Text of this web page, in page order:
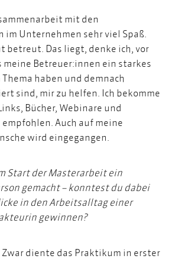
mit den
Unternehmen sehr viel Spaß.
betreut. Das liegt, denke ich, vor
meine Betreuer:innen ein starkes
haben und demnach
sind, mir zu helfen. Ich bekomme
Bücher, Webinare und
Auch auf meine
wird eingegangen.
Start der Masterarbeit ein
gemacht – konntest du dabei
in den Arbeitsalltag einer
gewinnen?
Zwar diente das Praktikum in erster